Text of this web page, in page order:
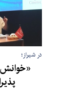
در شیراز؛